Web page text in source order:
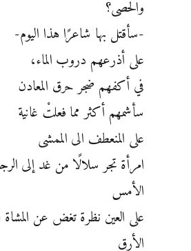
والحصى؟
-سأقتل بها شاعرًا هذا اليوم-
على أذرعهم دروب الماء،
في أكفهم ضجر حرق المعادن
سأشمهم أكثر مما فعلتْ غانية
على المنعطف الى الممشى
امرأة تجر سلالًا من غد إلى
الأمس
على العين نظرة تغض عن المشاة
الأرق